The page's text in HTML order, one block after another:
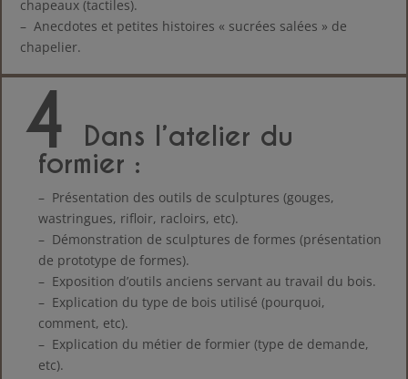
chapeaux (tactiles).
– Anecdotes et petites histoires « sucrées salées » de
chapelier.
4
Dans l’atelier du
formier :
– Présentation des outils de sculptures (gouges,
wastringues, rifloir, racloirs, etc).
– Démonstration de sculptures de formes (présentation
de prototype de formes).
– Exposition d’outils anciens servant au travail du bois.
– Explication du type de bois utilisé (pourquoi,
comment, etc).
– Explication du métier de formier (type de demande,
etc).